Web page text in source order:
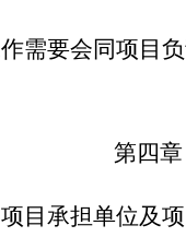
需要会同项目
第四章
目承担单位及